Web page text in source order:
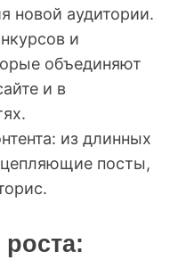
новой аудитории.
и
объединяют
и в
из длинных
цепляющие посты,